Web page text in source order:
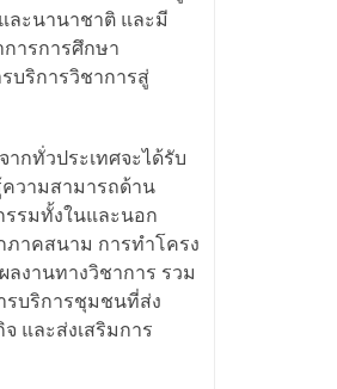
ละนานาชาติ และมี
ารการศึกษา
บริการวิชาการสู่
กทั่วประเทศจะได้รับ
วามสามารถด้าน
รรมทั้งในและนอก
ภาคสนาม การทำโครง
ลงานทางวิชาการ รวม
รบริการชุมชนที่ส่ง
และส่งเสริมการ